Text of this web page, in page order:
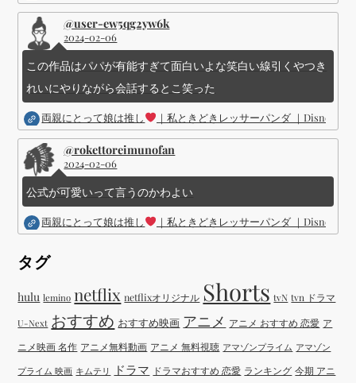
@user-ew5qg2yw6k
2024-02-06
この作品はパパが有能すぎて面白いよな笑白い線引くやつき
れいにやりながら会話するとこ笑った
両親にとって娘は推し ｜私ときどきレッサーパンダ ｜Disney (
@rokettoreimunofan
2024-02-06
公式が可愛いって言うのかわよい
両親にとって娘は推し ｜私ときどきレッサーパンダ ｜Disney (
タグ
hulu lemino netflix netflixオリジナル Shorts tvN tvn ドラマ
U-Next おすすめ おすすめ映画 アニメ アニメ おすすめ 恋愛 ア
ニメ映画 名作 アニメ無料動画 アニメ 無料視聴 アマゾンプライム アマゾン
プライム 映画 キムテリ ドラマ ドラマおすすめ 恋愛 ランキング 今期 アニ